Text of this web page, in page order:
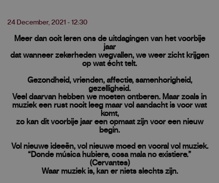
24 December, 2021 - 12:30
Meer dan ooit leren ons de uitdagingen van het voorbije
jaar
dat wanneer zekerheden wegvallen, we weer zicht krijgen
op wat écht telt.
Gezondheid, vrienden, affectie, samenhorigheid,
gezelligheid.
Veel daarvan hebben we moeten ontberen. Maar zoals in
muziek een rust nooit leeg maar vol aandacht is voor wat
komt,
zo kan dit voorbije jaar een opmaat zijn voor een nieuw
begin.
Vol nieuwe ideeën, vol nieuwe moed en vooral vol muziek.
“Donde música hubiere, cosa mala no existiere.”
(Cervantes)
Waar muziek is, kan er niets slechts zijn.